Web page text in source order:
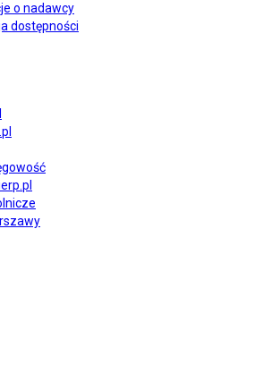
o nadawcy
dostępności